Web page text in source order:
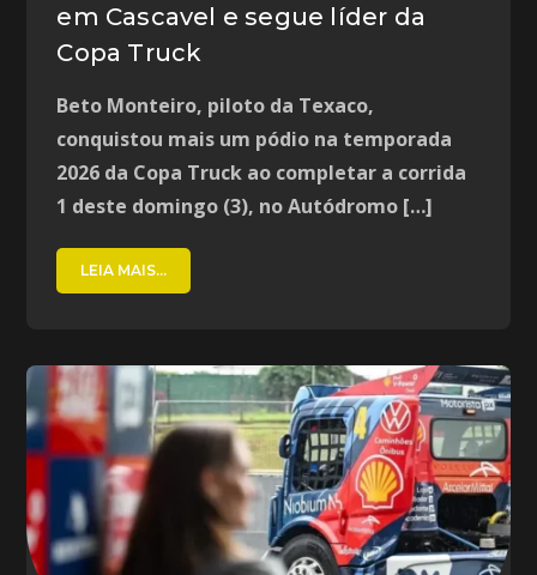
em Cascavel e segue líder da
Copa Truck
Beto Monteiro, piloto da Texaco,
conquistou mais um pódio na temporada
2026 da Copa Truck ao completar a corrida
1 deste domingo (3), no Autódromo […]
LEIA MAIS...